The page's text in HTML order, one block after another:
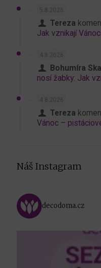
5.8.2026
Tereza
Jak vznikají
4.8.2026
Bohumíra
nosí žabky: Jak
4.8.2026
Tereza
Vánoc –
Náš Instagram
decodoma.cz